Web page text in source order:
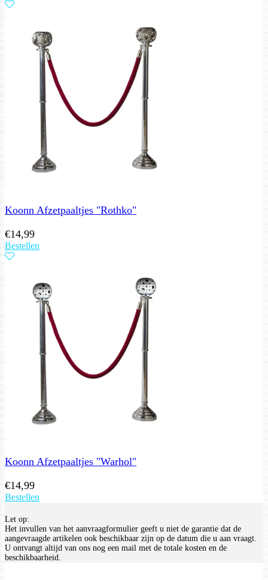
Koonn Afzetpaaltjes "Rothko"
€14,99
Bestellen
Koonn Afzetpaaltjes "Warhol"
€14,99
Bestellen
Let op:
Het invullen van het aanvraagformulier geeft u niet de garantie dat de
aangevraagde artikelen ook beschikbaar zijn op de datum die u aan vraagt.
U ontvangt altijd van ons nog een mail met de totale kosten en de
beschikbaarheid.